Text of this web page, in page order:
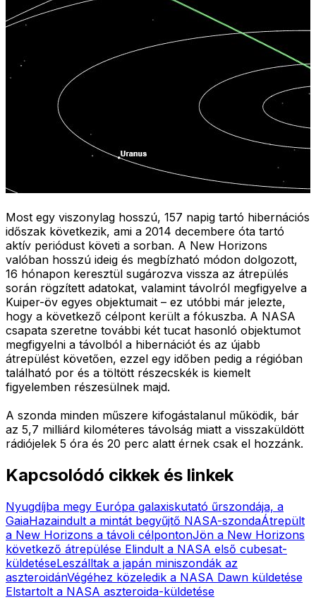
Most egy viszonylag hosszú, 157 napig tartó hibernációs
időszak következik, ami a 2014 decembere óta tartó
aktív periódust követi a sorban. A New Horizons
valóban hosszú ideig és megbízható módon dolgozott,
16 hónapon keresztül sugározva vissza az átrepülés
során rögzített adatokat, valamint távolról megfigyelve a
Kuiper-öv egyes objektumait – ez utóbbi már jelezte,
hogy a következő célpont került a fókuszba. A NASA
csapata szeretne további két tucat hasonló objektumot
megfigyelni a távolból a hibernációt és az újabb
átrepülést követően, ezzel egy időben pedig a régióban
található por és a töltött részecskék is kiemelt
figyelemben részesülnek majd.
A szonda minden műszere kifogástalanul működik, bár
az 5,7 milliárd kilométeres távolság miatt a visszaküldött
rádiójelek 5 óra és 20 perc alatt érnek csak el hozzánk.
Kapcsolódó cikkek és linkek
Nyugdíjba megy Európa galaxiskutató űrszondája, a
GaiaHazaindult a mintát begyűjtő NASA-szondaÁtrepült
a New Horizons a távoli célpontonJön a New Horizons
következő átrepülése Elindult a NASA első cubesat-
küldetéseLeszálltak a japán miniszondák az
aszteroidánVégéhez közeledik a NASA Dawn küldetése
Elstartolt a NASA aszteroida-küldetése